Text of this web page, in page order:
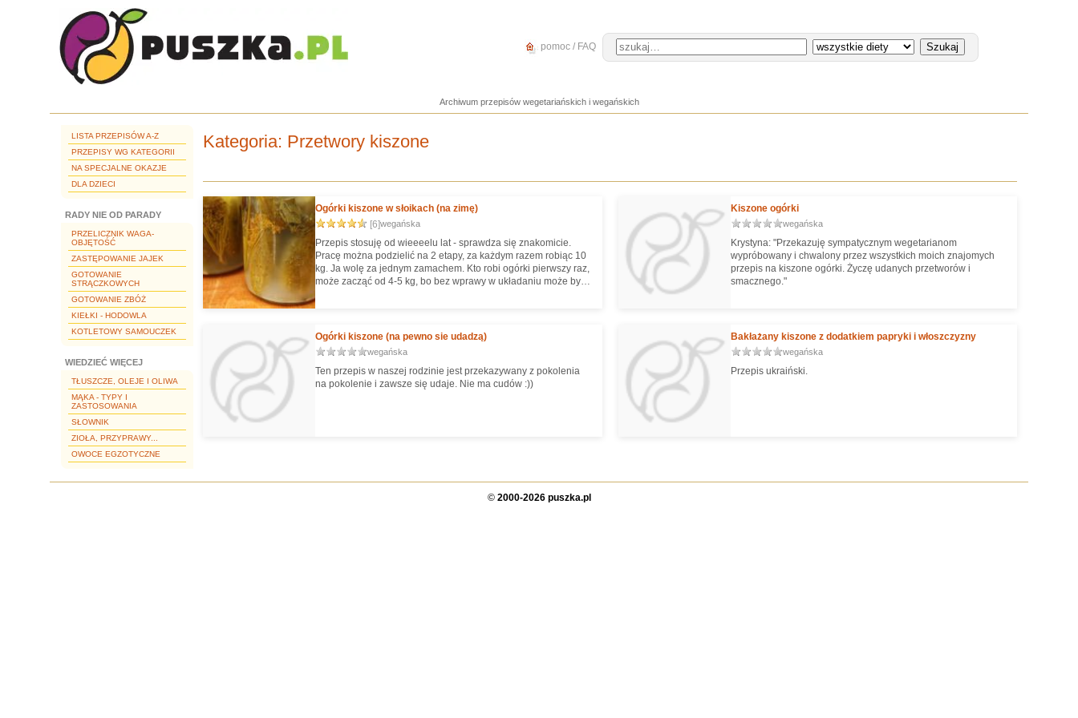
pomoc / FAQ
Archiwum przepisów wegetariańskich i wegańskich
LISTA PRZEPISÓW A-Z
PRZEPISY WG KATEGORII
NA SPECJALNE OKAZJE
DLA DZIECI
RADY NIE OD PARADY
PRZELICZNIK WAGA-
OBJĘTOŚĆ
ZASTĘPOWANIE JAJEK
GOTOWANIE
STRĄCZKOWYCH
GOTOWANIE ZBÓŻ
KIEŁKI - HODOWLA
KOTLETOWY SAMOUCZEK
WIEDZIEĆ WIĘCEJ
TŁUSZCZE, OLEJE I OLIWA
MĄKA - TYPY I
ZASTOSOWANIA
SŁOWNIK
ZIOŁA, PRZYPRAWY...
OWOCE EGZOTYCZNE
Kategoria: Przetwory kiszone
Ogórki kiszone w słoikach (na zimę)
[6]wegańska
Przepis stosuję od wieeeelu lat - sprawdza się znakomicie.
Pracę można podzielić na 2 etapy, za każdym razem robiąc 10
kg. Ja wolę za jednym zamachem. Kto robi ogórki pierwszy raz,
może zacząć od 4-5 kg, bo bez wprawy w układaniu może być
Kiszone ogórki
wegańska
Krystyna: "Przekazuję sympatycznym wegetarianom
wypróbowany i chwalony przez wszystkich moich znajomych
przepis na kiszone ogórki. Życzę udanych przetworów i
smacznego."
Ogórki kiszone (na pewno sie udadzą)
wegańska
Ten przepis w naszej rodzinie jest przekazywany z pokolenia
na pokolenie i zawsze się udaje. Nie ma cudów :))
Bakłażany kiszone z dodatkiem papryki i włoszczyzny
wegańska
Przepis ukraiński.
© 2000-2026 puszka.pl